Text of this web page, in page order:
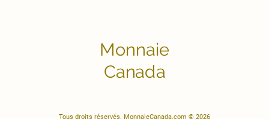
Monnaie
Canada
Tous droits réservés. MonnaieCanada.com © 2026